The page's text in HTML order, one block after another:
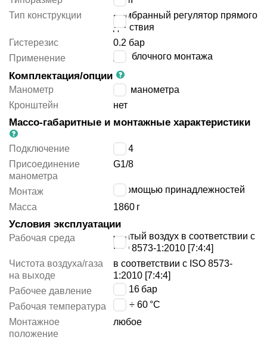
Тип конструкции
мембранный регулятор прямого
действия
Гистерезис
0.2 бар
Применение
для блочного монтажа
Комплектация/опции
Манометр
без манометра
Кронштейн
нет
Массо-габаритные и монтажные характеристики
Подключение
G1/4
Присоединение
манометра
G1/8
Монтаж
с помощью принадлежностей
Масса
1860 г
Условия эксплуатации
Рабочая среда
сжатый воздух в соответствии с
ISO 8573-1:2010 [7:4:4]
Чистота воздуха/газа
на выходе
в соответствии с ISO 8573-
1:2010 [7:4:4]
Рабочее давление
1 ÷ 16 бар
Рабочая температура
-10 ÷ 60 °C
Монтажное
положение
любое